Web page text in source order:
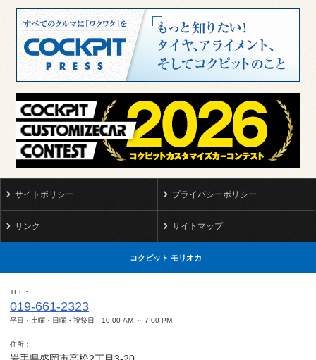
サイトポリシー プライバシーポリシー
リンク サイトマップ
コクピット モリオカ
TEL
019-661-2323
平日・土曜・日曜・祝祭日 10:00 AM ～ 7:00 PM
住所